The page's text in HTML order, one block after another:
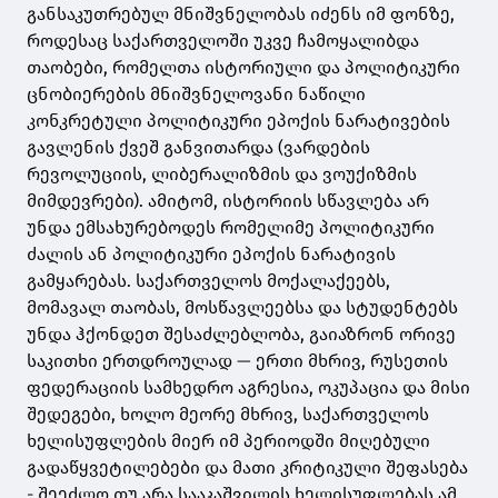
განსაკუთრებულ მნიშვნელობას იძენს იმ ფონზე,
როდესაც საქართველოში უკვე ჩამოყალიბდა
თაობები, რომელთა ისტორიული და პოლიტიკური
ცნობიერების მნიშვნელოვანი ნაწილი
კონკრეტული პოლიტიკური ეპოქის ნარატივების
გავლენის ქვეშ განვითარდა (ვარდების
რევოლუციის, ლიბერალიზმის და ვოუქიზმის
მიმდევრები). ამიტომ, ისტორიის სწავლება არ
უნდა ემსახურებოდეს რომელიმე პოლიტიკური
ძალის ან პოლიტიკური ეპოქის ნარატივის
გამყარებას. საქართველოს მოქალაქეებს,
მომავალ თაობას, მოსწავლეებსა და სტუდენტებს
უნდა ჰქონდეთ შესაძლებლობა, გაიაზრონ ორივე
საკითხი ერთდროულად — ერთი მხრივ, რუსეთის
ფედერაციის სამხედრო აგრესია, ოკუპაცია და მისი
შედეგები, ხოლო მეორე მხრივ, საქართველოს
ხელისუფლების მიერ იმ პერიოდში მიღებული
გადაწყვეტილებები და მათი კრიტიკული შეფასება